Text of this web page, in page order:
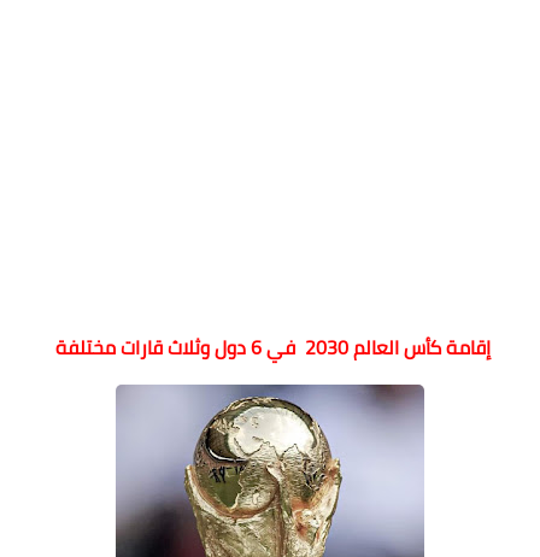
إقامة كأس العالم 2030 في 6 دول وثلاث قارات مختلفة